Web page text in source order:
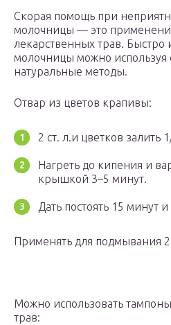
Скорая помощь при
молочницы — это
лекарственных трав. Быстро
молочницы можно
натуральные методы.
Отвар из цветов крапивы:
2 ст. л.и цветков залить
Нагреть до кипения и
крышкой 3–5 минут.
Дать постоять 15 минут
Применять для подмывания 2
Можно использовать
трав: